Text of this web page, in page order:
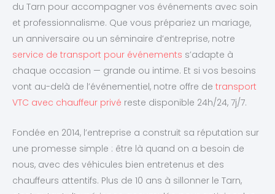
du Tarn pour accompagner vos événements avec soin
et professionnalisme. Que vous prépariez un mariage,
un anniversaire ou un séminaire d’entreprise, notre
service de transport pour événements s’adapte à
chaque occasion — grande ou intime. Et si vos besoins
vont au-delà de l’événementiel, notre offre de transport
VTC avec chauffeur privé reste disponible 24h/24, 7j/7.
Fondée en 2014, l’entreprise a construit sa réputation sur
une promesse simple : être là quand on a besoin de
nous, avec des véhicules bien entretenus et des
chauffeurs attentifs. Plus de 10 ans à sillonner le Tarn,